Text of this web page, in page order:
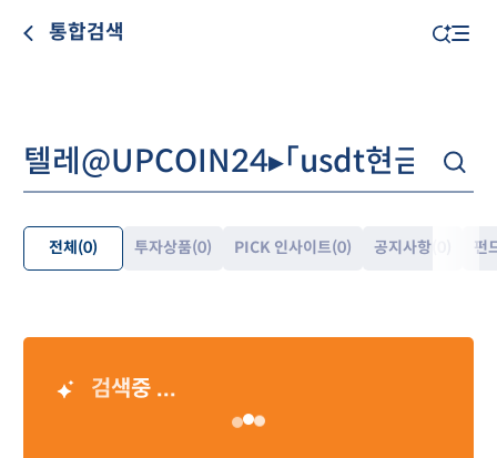
통합검색
전체 (0) 투자상품(0) PICK 인사이트(0) 공지사항 펀
검색중 ...